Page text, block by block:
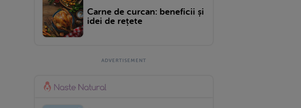
Carne de curcan: beneficii și
idei de rețete